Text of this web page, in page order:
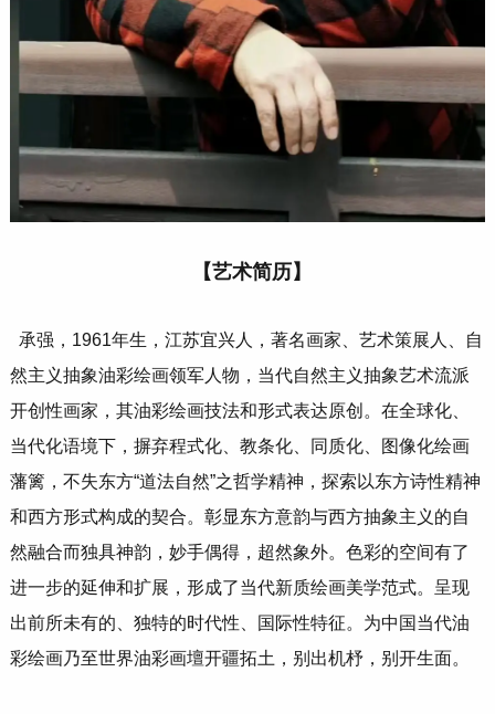
【艺术简历】
承强，1961年生，江苏宜兴人，著名画家、艺术策展人、自
然主义抽象油彩绘画领军人物，当代自然主义抽象艺术流派
开创性画家，其油彩绘画技法和形式表达原创。在全球化、
当代化语境下，摒弃程式化、教条化、同质化、图像化绘画
藩篱，不失东方“道法自然”之哲学精神，探索以东方诗性精神
和西方形式构成的契合。彰显东方意韵与西方抽象主义的自
然融合而独具神韵，妙手偶得，超然象外。色彩的空间有了
进一步的延伸和扩展，形成了当代新质绘画美学范式。呈现
出前所未有的、独特的时代性、国际性特征。为中国当代油
彩绘画乃至世界油彩画壇开疆拓土，别出机杼，别开生面。